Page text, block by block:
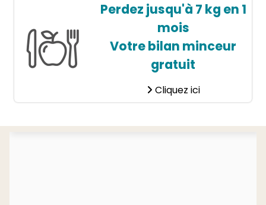
Perdez jusqu'à 7 kg en 1
mois
Votre bilan minceur
gratuit
Cliquez ici